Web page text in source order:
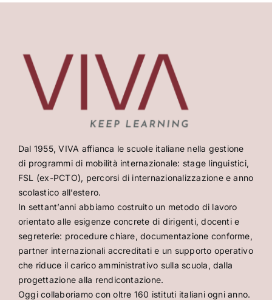
Dal 1955, VIVA affianca le scuole italiane nella gestione
di programmi di mobilità internazionale: stage linguistici,
FSL (ex-PCTO), percorsi di internazionalizzazione e anno
scolastico all’estero.
In settant’anni abbiamo costruito un metodo di lavoro
orientato alle esigenze concrete di dirigenti, docenti e
segreterie: procedure chiare, documentazione conforme,
partner internazionali accreditati e un supporto operativo
che riduce il carico amministrativo sulla scuola, dalla
progettazione alla rendicontazione.
Oggi collaboriamo con oltre 160 istituti italiani ogni anno.